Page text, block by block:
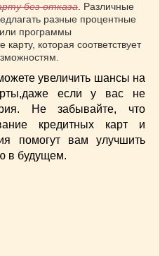
без отказа . Различные
разные процентные
или программы
которая соответствует
увеличить шансы на
если у вас не
Не забывайте, что
кредитных карт и
помогут вам улучшить
в будущем.